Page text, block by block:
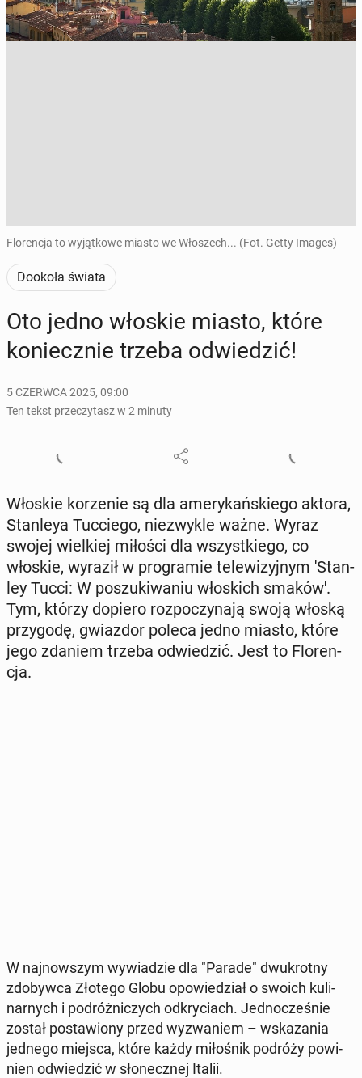
Florencja to wyjątkowe miasto we Włoszech... (Fot. Getty Images)
Dookoła świata
Oto jedno włoskie miasto, które
ko­niecz­nie trzeba od­wie­dzić!
5 CZERWCA 2025, 09:00
Ten tekst przeczytasz w 2 minuty
Włoskie ko­rze­nie są dla ame­ry­kań­skie­go aktora,
Stan­leya Tuc­cie­go, nie­zwy­kle ważne. Wyraz
swojej wiel­kiej miłości dla wszyst­kie­go, co
włoskie, wyraził w pro­gra­mie te­le­wi­zyj­nym 'Stan­
ley Tucci: W po­szu­ki­wa­niu wło­skich smaków'.
Tym, którzy dopiero roz­po­czy­na­ją swoją włoską
przy­go­dę, gwiaz­dor poleca jedno miasto, które
jego zdaniem trzeba od­wie­dzić. Jest to Flo­ren­
cja.
W naj­now­szym wy­wia­dzie dla "Parade" dwu­krot­ny
zdo­byw­ca Złotego Globu opo­wie­dział o swoich ku­li­
nar­nych i po­dróż­ni­czych od­kry­ciach. Jed­no­cze­śnie
został po­sta­wio­ny przed wy­zwa­niem – wska­za­nia
jednego miejsca, które każdy mi­ło­śnik podróży po­wi­
nien od­wie­dzić w sło­necz­nej Italii.